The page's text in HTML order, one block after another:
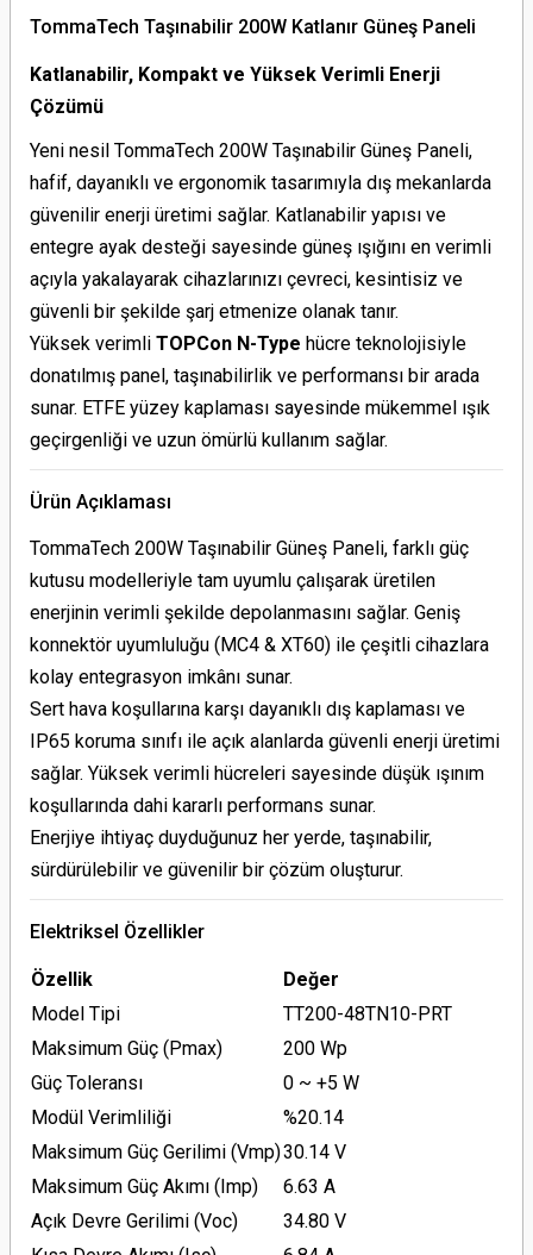
TommaTech Taşınabilir 200W Katlanır Güneş Paneli
Katlanabilir, Kompakt ve Yüksek Verimli Enerji
Çözümü
Yeni nesil TommaTech 200W Taşınabilir Güneş Paneli,
hafif, dayanıklı ve ergonomik tasarımıyla dış mekanlarda
güvenilir enerji üretimi sağlar. Katlanabilir yapısı ve
entegre ayak desteği sayesinde güneş ışığını en verimli
açıyla yakalayarak cihazlarınızı çevreci, kesintisiz ve
güvenli bir şekilde şarj etmenize olanak tanır.
Yüksek verimli TOPCon N-Type hücre teknolojisiyle
donatılmış panel, taşınabilirlik ve performansı bir arada
sunar. ETFE yüzey kaplaması sayesinde mükemmel ışık
geçirgenliği ve uzun ömürlü kullanım sağlar.
Ürün Açıklaması
TommaTech 200W Taşınabilir Güneş Paneli, farklı güç
kutusu modelleriyle tam uyumlu çalışarak üretilen
enerjinin verimli şekilde depolanmasını sağlar. Geniş
konnektör uyumluluğu (MC4 & XT60) ile çeşitli cihazlara
kolay entegrasyon imkânı sunar.
Sert hava koşullarına karşı dayanıklı dış kaplaması ve
IP65 koruma sınıfı ile açık alanlarda güvenli enerji üretimi
sağlar. Yüksek verimli hücreleri sayesinde düşük ışınım
koşullarında dahi kararlı performans sunar.
Enerjiye ihtiyaç duyduğunuz her yerde, taşınabilir,
sürdürülebilir ve güvenilir bir çözüm oluşturur.
Elektriksel Özellikler
Özellik
Değer
Model Tipi
TT200-48TN10-PRT
Maksimum Güç (Pmax)
200 Wp
Güç Toleransı
0 ~ +5 W
Modül Verimliliği
%20.14
Maksimum Güç Gerilimi (Vmp)30.14 V
Maksimum Güç Akımı (Imp)
6.63 A
Açık Devre Gerilimi (Voc)
34.80 V